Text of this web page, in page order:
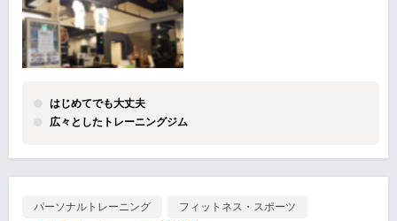
はじめてでも大丈夫
広々としたトレーニングジム
パーソナルトレーニング フィットネス・スポーツ